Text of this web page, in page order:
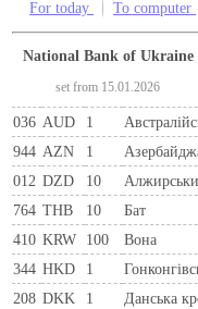
For today To computer
National Bank of Ukraine
set from 15.01.2026
036 AUD 1
944 AZN 1
012 DZD 10
764 THB 10 Бат
410 KRW 100 Вона
344 HKD 1
208 DKK 1 Данська